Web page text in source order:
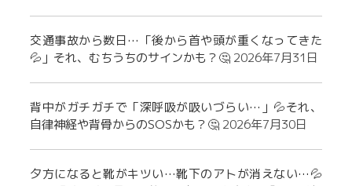
交通事故から数日…「後から首や頭が重くなってきた
💦」それ、むちうちのサインかも？🤔 2026年7月31日
背中がガチガチで「深呼吸が吸いづらい…」💦それ、
自律神経や背骨からのSOSかも？🤔 2026年7月30日
夕方になると靴がキツい…靴下のアトが消えない…💦